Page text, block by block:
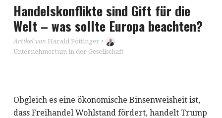
Handelskonflikte sind Gift für die
Welt – was sollte Europa beachten?
Artikel von Harald Pöttinger •
Unternehmertum in der Gesellschaft
Obgleich es eine ökonomische Binsenweisheit ist,
dass Freihandel Wohlstand fördert, handelt Trump